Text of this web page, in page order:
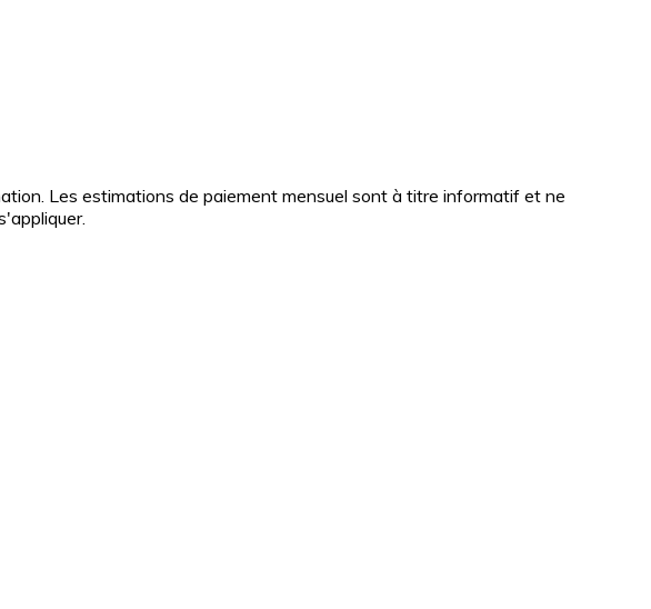
Les estimations de paiement mensuel sont à titre informatif et ne